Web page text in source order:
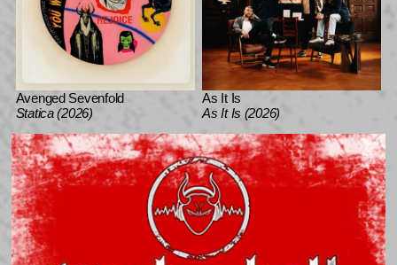
Avenged Sevenfold
Statica (2026)
As It Is
As It Is (2026)